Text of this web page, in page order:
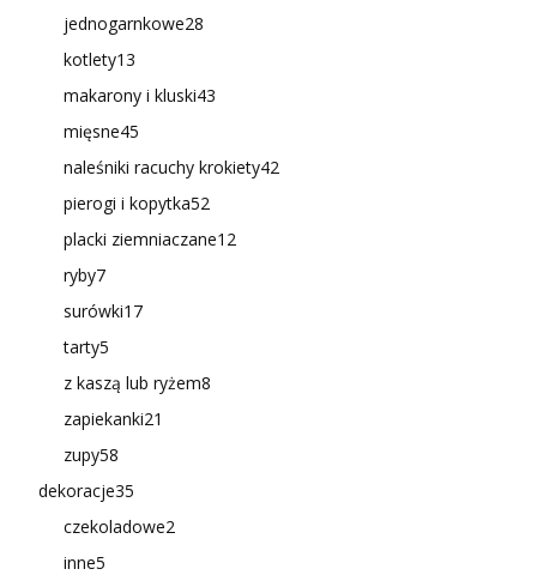
jednogarnkowe28
kotlety13
makarony i kluski43
mięsne45
naleśniki racuchy krokiety42
pierogi i kopytka52
placki ziemniaczane12
ryby7
surówki17
tarty5
z kaszą lub ryżem8
zapiekanki21
zupy58
dekoracje35
czekoladowe2
inne5